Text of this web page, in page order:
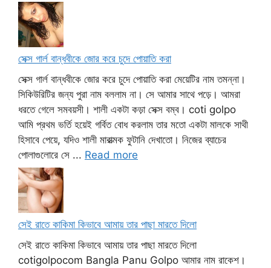
সেক্স গার্ল বান্ধবীকে জোর করে চুদে পোয়াতি করা
সেক্স গার্ল বান্ধবীকে জোর করে চুদে পোয়াতি করা মেয়েটির নাম তমন্না।
সিকিউরিটির জন্য পুরা নাম বললাম না। সে আমার সাথে পড়ে। আমরা
ধরতে গেলে সমবয়সী। শালী একটা কড়া সেক্স বম্ব। coti golpo
আমি প্রথম ভর্তি হয়েই গর্বিত বোধ করলাম তার মতো একটা মালকে সাথী
হিসাবে পেয়ে, যদিও শালী মারাত্মক ফুটানি দেখাতো। নিজের ব্যাচের
পোলাগুলোরে সে ... Read more
সেই রাতে কাকিমা কিভাবে আমায় তার পাছা মারতে দিলো
সেই রাতে কাকিমা কিভাবে আমায় তার পাছা মারতে দিলো
cotigolpocom Bangla Panu Golpo আমার নাম রাকেশ।